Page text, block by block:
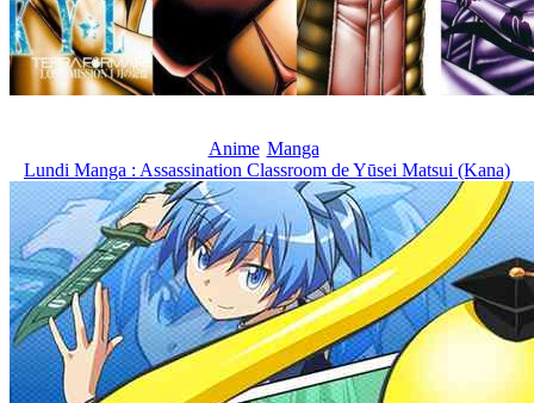
Anime Manga
Lundi Manga : Assassination Classroom de Yūsei Matsui (Kana)